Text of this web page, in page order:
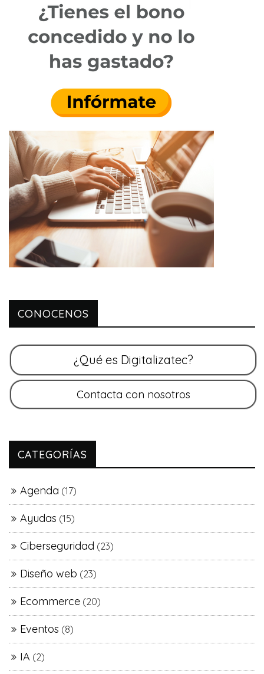
CONOCENOS
CATEGORÍAS
Agenda (17)
Ayudas (15)
Ciberseguridad (23)
Diseño web (23)
Ecommerce (20)
Eventos (8)
IA (2)